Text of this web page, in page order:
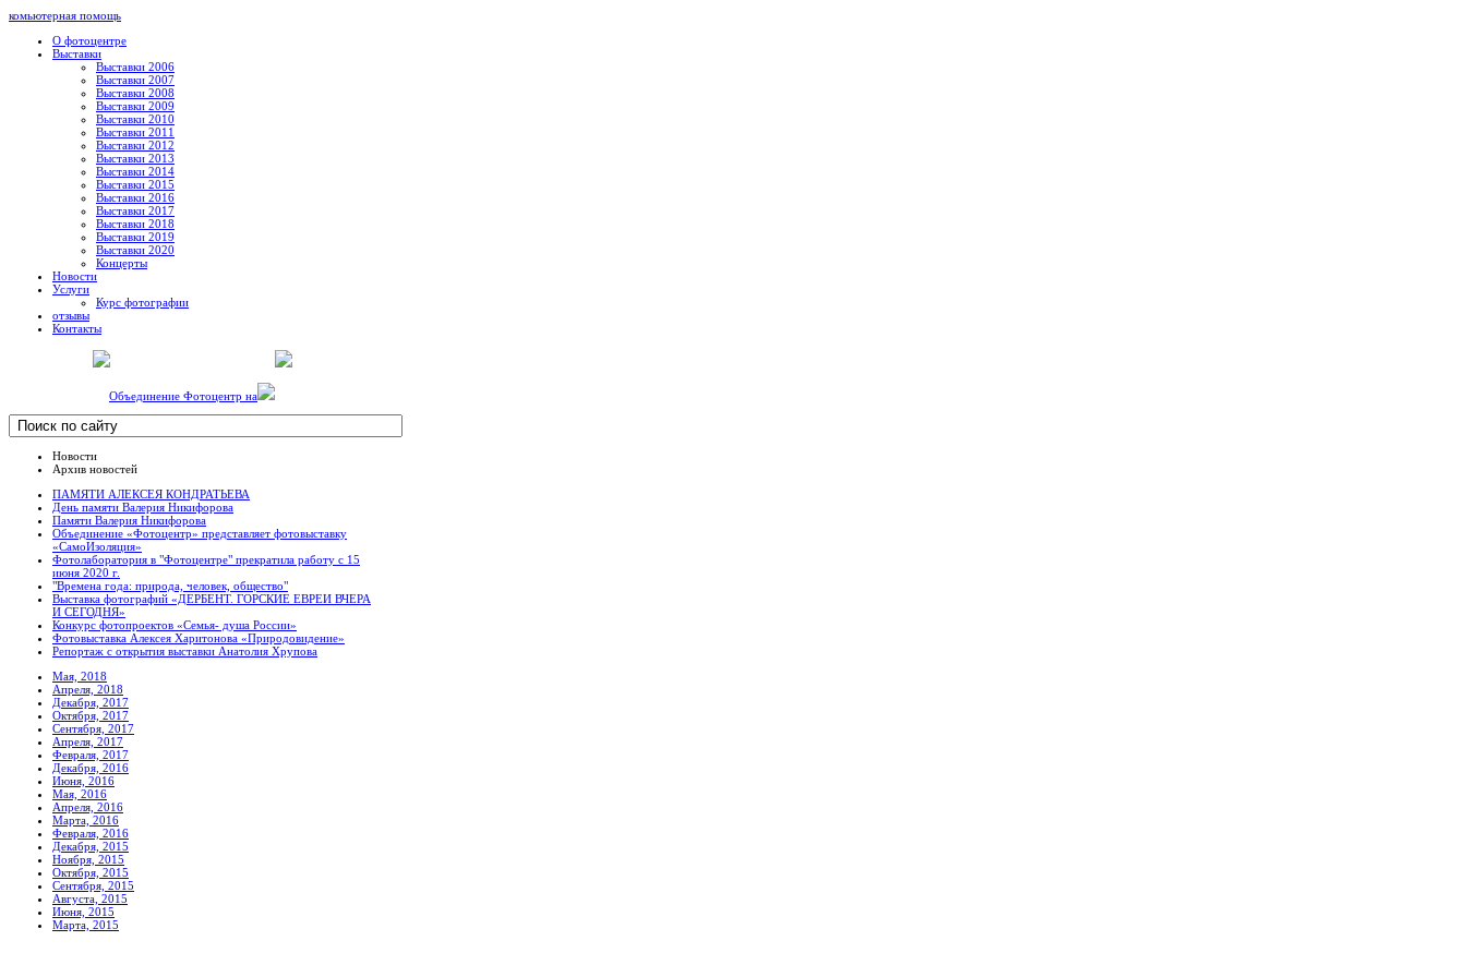
комьютерная помощь
О фотоцентре
Выставки
Выставки 2006
Выставки 2007
Выставки 2008
Выставки 2009
Выставки 2010
Выставки 2011
Выставки 2012
Выставки 2013
Выставки 2014
Выставки 2015
Выставки 2016
Выставки 2017
Выставки 2018
Выставки 2019
Выставки 2020
Концерты
Новости
Услуги
Курс фотографии
отзывы
Контакты
Объединение Фотоцентр на
Новости
Архив новостей
ПАМЯТИ АЛЕКСЕЯ КОНДРАТЬЕВА
День памяти Валерия Никифорова
Памяти Валерия Никифорова
Объединение «Фотоцентр» представляет фотовыставку
«СамоИзоляция»
Фотолаборатория в "Фотоцентре" прекратила работу с 15
июня 2020 г.
"Времена года: природа, человек, общество"
Выставка фотографий «ДЕРБЕНТ. ГОРСКИЕ ЕВРЕИ ВЧЕРА
И СЕГОДНЯ»
Конкурс фотопроектов «Семья- душа России»
Фотовыставка Алексея Харитонова «Природовидение»
Репортаж с открытия выставки Анатолия Хрупова
Мая, 2018
Апреля, 2018
Декабря, 2017
Октября, 2017
Сентября, 2017
Апреля, 2017
Февраля, 2017
Декабря, 2016
Июня, 2016
Мая, 2016
Апреля, 2016
Марта, 2016
Февраля, 2016
Декабря, 2015
Ноября, 2015
Октября, 2015
Сентября, 2015
Августа, 2015
Июня, 2015
Марта, 2015